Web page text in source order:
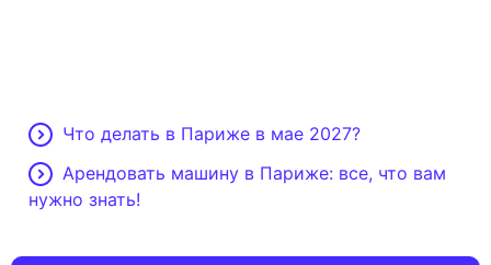
Что делать в Париже в мае 2027?
Арендовать машину в Париже: все, что вам
нужно знать!